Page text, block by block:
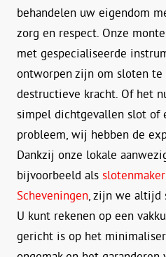
behandelen uw eigendom
zorg en respect. Onze
met gespecialiseerde
ontworpen zijn om sloten te
destructieve kracht. Of het
simpel dichtgevallen slot of
probleem, wij hebben de
Dankzij onze lokale
bijvoorbeeld als
Scheveningen , zijn we altijd
U kunt rekenen op een
gericht is op het